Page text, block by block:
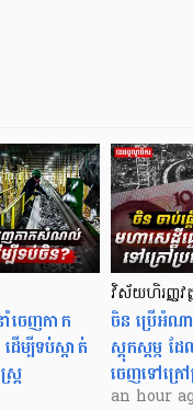
ាំចេញកាក
បីទប់ស្កាត់
រ
វិស័យហិរញ្ញវត្
ចិន ប្រើ​អំណា
ស្ដុកស្ដម្ភ ដែ
ចេញទៅក្រ
an hour